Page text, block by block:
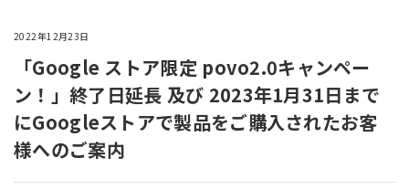
2022年12月23日
「Google ストア限定 povo2.0キャンペー
ン！」終了日延長 及び 2023年1月31日まで
にGoogleストアで製品をご購入されたお客
様へのご案内